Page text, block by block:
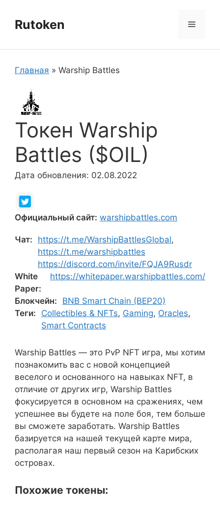
содержимому
Rutoken Меню
Главная » Warship Battles
Токен Warship
Battles ($OIL)
Дата обновления: 02.08.2022
Официальный сайт: warshipbattles.com
Чат: https://t.me/WarshipBattlesGlobal,
https://t.me/warshipbattles
https://discord.com/invite/FQJA9Rusdr
White
Paper:
https://whitepaper.warshipbattles.com/
Блокчейн:
BNB Smart Chain (BEP20)
Теги:
Collectibles & NFTs, Gaming, Oracles,
Smart Contracts
Warship Battles — это PvP NFT игра, мы хотим
познакомить вас с новой концепцией
веселого и основанного на навыках NFT, в
отличие от других игр, Warship Battles
фокусируется в основном на сражениях, чем
успешнее вы будете на поле боя, тем больше
вы сможете заработать. Warship Battles
базируется на нашей текущей карте мира,
располагая наш первый сезон на Карибских
островах.
Похожие токены: